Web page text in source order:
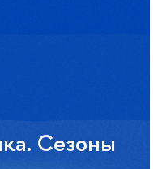
Сезоны